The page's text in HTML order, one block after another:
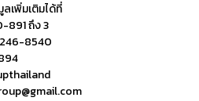
เพิ่มเติมได้ที่
891 ถึง 3
8540